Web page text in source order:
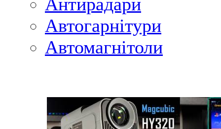
Автогарнітури
Автомагнітоли